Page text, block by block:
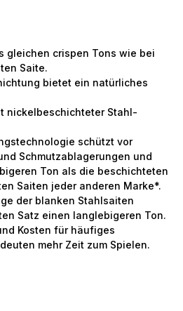
gleichen crispen Tons wie bei
Saite.
bietet ein natürliches
nickelbeschichteter Stahl-
schützt vor
Schmutzablagerungen und
Ton als die beschichteten
Saiten jeder anderen Marke*.
der blanken Stahlsaiten
Satz einen langlebigeren Ton.
Kosten für häufiges
mehr Zeit zum Spielen.